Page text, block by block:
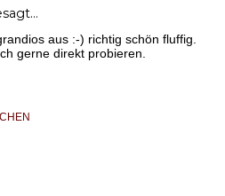
aus :-) richtig schön fluffig.
gerne direkt probieren.